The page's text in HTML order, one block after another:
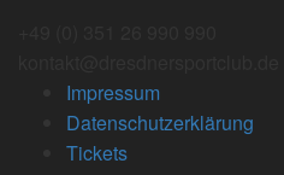
Impressum
Datenschutzerklärung
Tickets